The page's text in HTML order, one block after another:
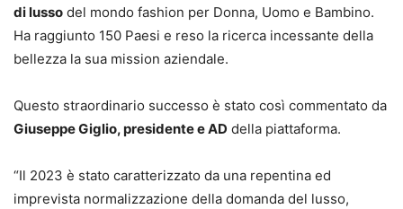
di lusso del mondo fashion per Donna, Uomo e Bambino.
Ha raggiunto 150 Paesi e reso la ricerca incessante della
bellezza la sua mission aziendale.
Questo straordinario successo è stato così commentato da
Giuseppe Giglio, presidente e AD della piattaforma.
“Il 2023 è stato caratterizzato da una repentina ed
imprevista normalizzazione della domanda del lusso,